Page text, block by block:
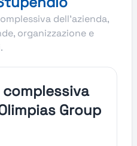
dell'azienda,
organizzazione e
Group